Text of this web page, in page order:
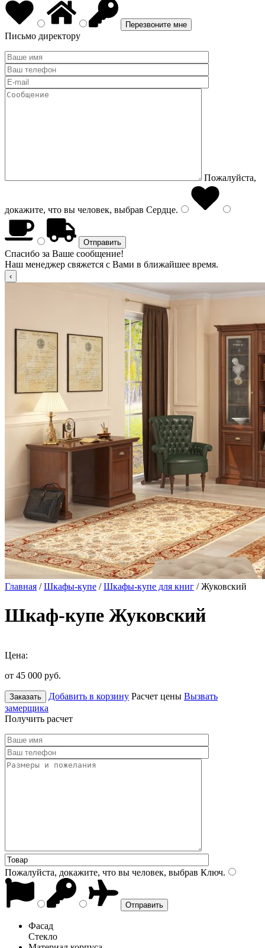
Письмо директору
Пожалуйста,
докажите, что вы человек, выбрав Сердце.
Спасибо за Ваше сообщение!
Наш менеджер свяжется с Вами в ближайшее время.
Главная /Шкафы-купе /Шкафы-купе для книг / Жуковский
Шкаф-купе Жуковский
Цена:
от 45 000 руб.
Заказать Добавить в корзину Расчет цены Вызвать
замерщика
Получить расчет
Пожалуйста, докажите, что вы человек, выбрав Ключ.
Фасад
Стекло